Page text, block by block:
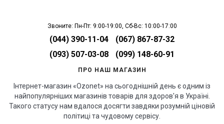
Звоните: Пн-Пт: 9:00-19:00, Сб-Вс: 10:00-17:00
(044) 390-11-04
(067) 867-87-32
(093) 507-03-08
(099) 148-60-91
ПРО НАШ МАГАЗИН
Інтернет-магазин «Ozonet» на сьогоднішній день є одним із
найпопулярніших магазинів товарів для здоров'я в Україні.
Такого статусу нам вдалося досягти завдяки розумній ціновій
політиці та чудовому сервісу.